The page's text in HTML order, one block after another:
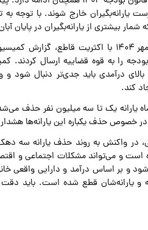
یارانه‌بگیران خارج شوند. با
شمار بیشتری از یارانه‌بگیران در پایان
نمایندگان مجلس شورای اسلامی در جلسه ۲۲ مهر ۱۴۰۴
اجرای بند (ت) تبصره (۱۳) قانون بودجه را به قوه
درآمدی باید جدی‌تر دنبال شود و
کند.
خصوص حذف یکباره این یارانه‌ها
در واکنش به روند حذف یارانه سه
است و می‌تواند مشکلات اجتماعی و
و بر اساس درآمد و دارایی واقعی
و یارانه‌شان قطع شده است. باید